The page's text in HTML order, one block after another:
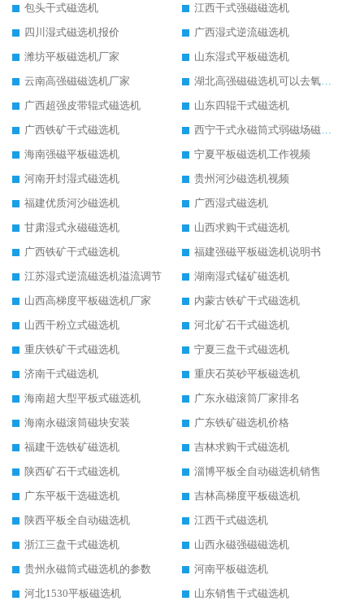
包头干式磁选机
江西干式强磁磁选机
四川湿式磁选机报价
广西湿式逆流磁选机
潍坊平板磁选机厂家
山东湿式平板磁选机
云南高强磁磁选机厂家
湖北高强磁磁选机可以去氧化铝
广西超强皮带辊式磁选机
山东四辊干式磁选机
广西铁矿干式磁选机
西宁干式永磁筒式弱磁场磁选机结构图
海南强磁平板磁选机
宁夏平板磁选机工作视频
河南开封湿式磁选机
贵州河沙磁选机视频
福建优质河沙磁选机
广西湿式磁选机
甘肃湿式永磁磁选机
山西求购干式磁选机
广西铁矿干式磁选机
福建强磁平板磁选机说明书
江苏湿式逆流磁选机溢流调节
湖南湿式锰矿磁选机
山西高梯度平板磁选机厂家
内蒙古铁矿干式磁选机
山西干粉立式磁选机
河北矿石干式磁选机
重庆铁矿干式磁选机
宁夏三盘干式磁选机
济南干式磁选机
重庆石英砂平板磁选机
海南超大型平板式磁选机
广东永磁滚筒厂家排名
海南永磁滚筒磁块安装
广东铁矿磁选机价格
福建干选铁矿磁选机
吉林求购干式磁选机
陕西矿石干式磁选机
淄博平板全自动磁选机销售
广东平板干选磁选机
吉林高梯度平板磁选机
陕西平板全自动磁选机
江西干式磁选机
浙江三盘干式磁选机
山西永磁强磁磁选机
贵州永磁筒式磁选机的参数
河南平板磁选机
河北1530平板磁选机
山东销售干式磁选机